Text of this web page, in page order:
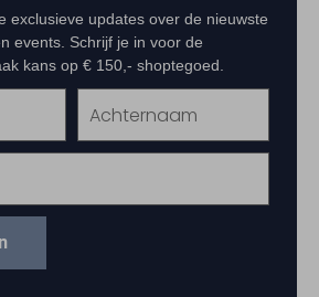
exclusieve updates over de nieuwste
events. Schrijf je in voor de
kans op € 150,- shoptegoed.